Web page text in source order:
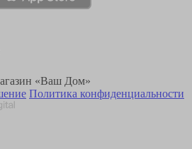
«Ваш Дом»
Политика конфиденциальности